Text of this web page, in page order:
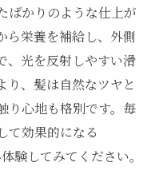
ばかりのような仕上が
ら栄養を補給し、外側
、光を反射しやすい滑
り、髪は自然なツヤと
り心地も格別です。毎
て効果的になる
験してみてください。